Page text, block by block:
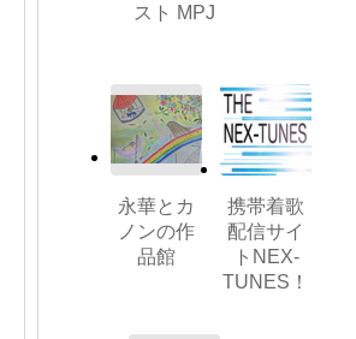
スト MPJ
永華とカ
ノンの作
品館
携帯着歌
配信サイ
トNEX-
TUNES！